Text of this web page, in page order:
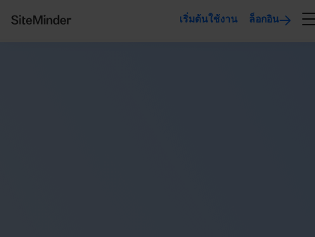
เริ่มต้นใช้งาน ล็อกอิน